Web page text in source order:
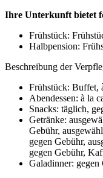
Ihre Unterkunft bietet
Frühstück:
Halbpension:
Beschreibung der
Frühstück: Buffet,
Abendessen: à la
Snacks: täglich,
Getränke:
Gebühr,
gegen Gebühr,
gegen Gebühr,
Galadinner: gegen